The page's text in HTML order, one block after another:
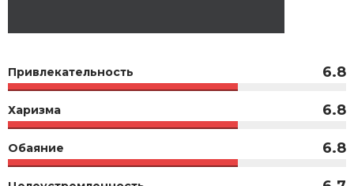
Привлекательность 6.8
Харизма 6.8
Обаяние 6.8